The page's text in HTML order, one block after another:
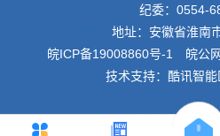
纪委： 0554-
地址：安徽省淮南
皖ICP备19008860号-1
皖公
技术支持：酷讯智